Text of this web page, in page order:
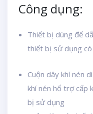
Công dụng:
Thiết bị dùng để
thiết bị sử dụng
Cuộn dây khí nén
khí nén hổ trợ cấp
bị sử dụng